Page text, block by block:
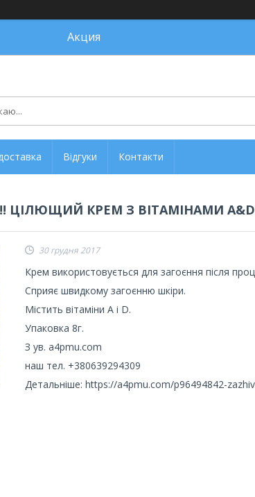
Акция
Відгуки Контакти
ЦІЛЮЩИЙ КРЕМ З ВІТАМІНАМИ
30 грудня 2017
Крем використовується для загоєння після
Сприяє швидкому загоєнню шкіри.
Містить вітаміни А і D.
Упаковка 8г.
З ув. a4pmu.com
наш тел. +380639294309
Детальніше: https://a4pmu.com/p96494842-